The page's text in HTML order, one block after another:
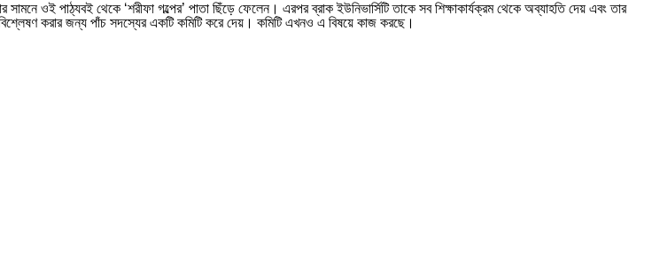
সামনে ওই পাঠ্যবই থেকে ‘শরীফা গল্পের’ পাতা ছিঁড়ে ফেলেন। এরপর ব্রাক ইউনিভার্সিটি তাকে সব শিক্ষাকার্যক্রম থেকে অব্যাহতি দেয় এবং তার
করার জন্য পাঁচ সদস্যের একটি কমিটি করে দেয়। কমিটি এখনও এ বিষয়ে কাজ করছে।